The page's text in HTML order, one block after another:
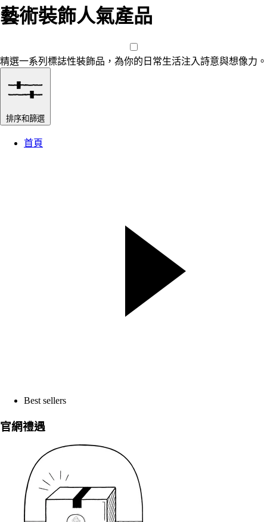
藝術裝飾人氣產品
精選一系列標誌性裝飾品，為你的日常生活注入詩意與想像力。
排序和篩選
首頁
Best sellers
官網禮遇